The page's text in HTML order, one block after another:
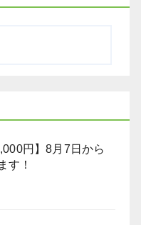
円】8月7日から
す！